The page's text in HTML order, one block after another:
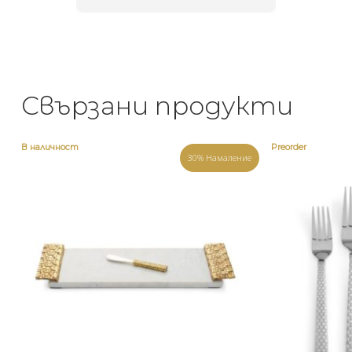
Свързани продукти
В наличност
30% Намаление
Preorder